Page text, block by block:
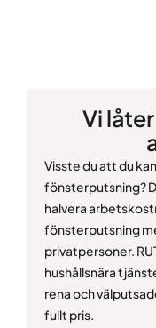
Vi
Visste du att du
fönsterputsning?
halvera
fönsterputsning
privatpersoner.
hushållsnära
rena och
fullt pris.